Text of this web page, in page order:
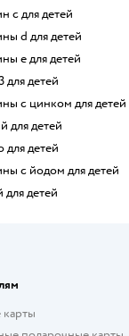
с для детей
d для детей
е для детей
для детей
с цинком для детей
для детей
для детей
с йодом для детей
для детей